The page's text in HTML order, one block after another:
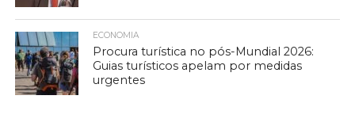
ECONOMIA
Procura turística no pós-Mundial 2026:
Guias turísticos apelam por medidas
urgentes